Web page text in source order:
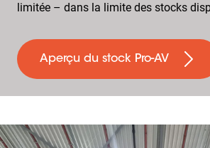
limitée – dans la limite des stocks
Aperçu du stock Pro-AV